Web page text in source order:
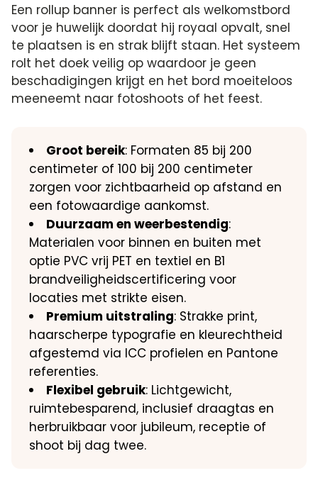
Een rollup banner is perfect als welkomstbord
voor je huwelijk doordat hij royaal opvalt, snel
te plaatsen is en strak blijft staan. Het systeem
rolt het doek veilig op waardoor je geen
beschadigingen krijgt en het bord moeiteloos
meeneemt naar fotoshoots of het feest.
Groot bereik: Formaten 85 bij 200
centimeter of 100 bij 200 centimeter
zorgen voor zichtbaarheid op afstand en
een fotowaardige aankomst.
Duurzaam en weerbestendig:
Materialen voor binnen en buiten met
optie PVC vrij PET en textiel en B1
brandveiligheidscertificering voor
locaties met strikte eisen.
Premium uitstraling: Strakke print,
haarscherpe typografie en kleurechtheid
afgestemd via ICC profielen en Pantone
referenties.
Flexibel gebruik: Lichtgewicht,
ruimtebesparend, inclusief draagtas en
herbruikbaar voor jubileum, receptie of
shoot bij dag twee.